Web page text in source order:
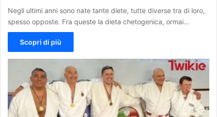
Negli ultimi anni sono nate tante diete, tutte diverse tra di loro,
spesso opposte. Fra queste la dieta chetogenica, ormai…
Scopri di più